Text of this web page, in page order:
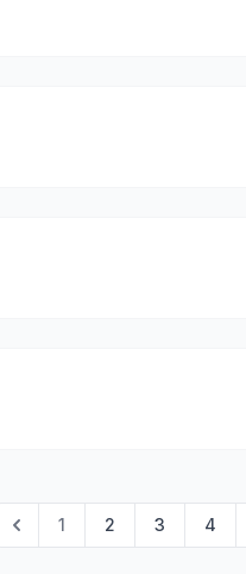
1 2 3 4